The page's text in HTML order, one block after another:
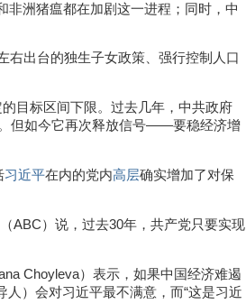
非洲猪瘟都在加剧这一进程；同时，中
右出台的独生子女政策、强行控制人口
目标区间下限。过去几年，中共政府
但如今它再次释放信号——要稳经济增
习近平在内的党内高层确实增加了对保
ABC）说，过去30年，共产党只要实现
Choyleva）表示，如果中国经济难遏
）会对习近平最不满意，而“这是习近